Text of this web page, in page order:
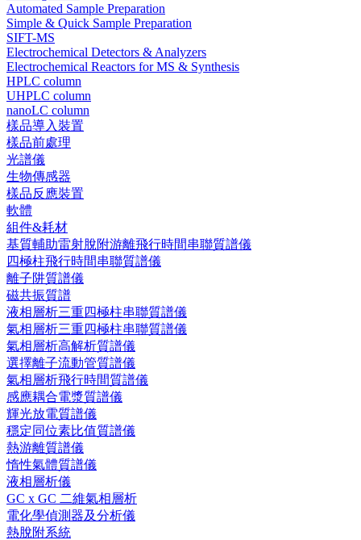
Automated Sample Preparation
Simple & Quick Sample Preparation
SIFT-MS
Electrochemical Detectors & Analyzers
Electrochemical Reactors for MS & Synthesis
HPLC column
UHPLC column
nanoLC column
樣品導入裝置
樣品前處理
光譜儀
生物傳感器
樣品反應裝置
軟體
組件&耗材
基質輔助雷射脫附游離飛行時間串聯質譜儀
四極柱飛行時間串聯質譜儀
離子阱質譜儀
磁共振質譜
液相層析三重四極柱串聯質譜儀
氣相層析三重四極柱串聯質譜儀
氣相層析高解析質譜儀
選擇離子流動管質譜儀
氣相層析飛行時間質譜儀
感應耦合電漿質譜儀
輝光放電質譜儀
穩定同位素比值質譜儀
熱游離質譜儀
惰性氣體質譜儀
液相層析儀
GC x GC 二維氣相層析
電化學偵測器及分析儀
熱脫附系統